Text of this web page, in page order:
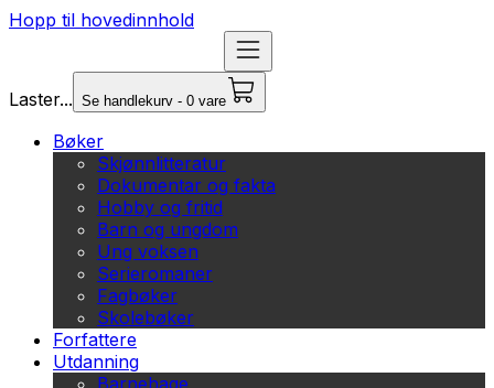
Hopp til hovedinnhold
Laster... Se handlekurv - 0 vare
Bøker
Skjønnlitteratur
Dokumentar og fakta
Hobby og fritid
Barn og ungdom
Ung voksen
Serieromaner
Fagbøker
Skolebøker
Forfattere
Utdanning
Barnehage